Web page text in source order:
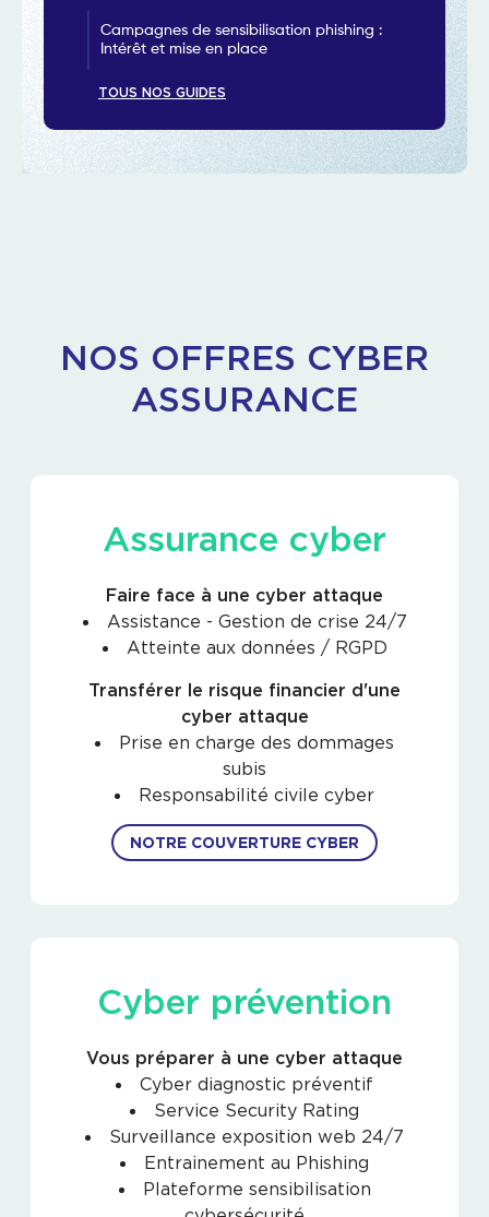
Campagnes de sensibilisation phishing :
Intérêt et mise en place
TOUS NOS GUIDES
NOS OFFRES CYBER
ASSURANCE
Assurance cyber
Faire face à une cyber attaque
Assistance - Gestion de crise 24/7
Atteinte aux données / RGPD
Transférer le risque financier d'une
cyber attaque
Prise en charge des dommages
subis
Responsabilité civile cyber
NOTRE COUVERTURE CYBER
Cyber prévention
Vous préparer à une cyber attaque
Cyber diagnostic préventif
Service Security Rating
Surveillance exposition web 24/7
Entrainement au Phishing
Plateforme sensibilisation